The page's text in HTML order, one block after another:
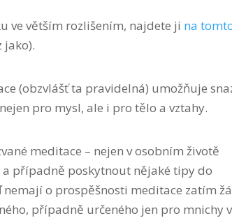
ve větším rozlišením, najdete ji na
(obzvlášť ta pravidelná) umožňuje
pro mysl, ale i pro tělo a vztahy.
meditace – nejen v osobním životě
případně poskytnout nějaké tipy do
o prospěšnosti meditace zatím
případně určeného jen pro mnichy v